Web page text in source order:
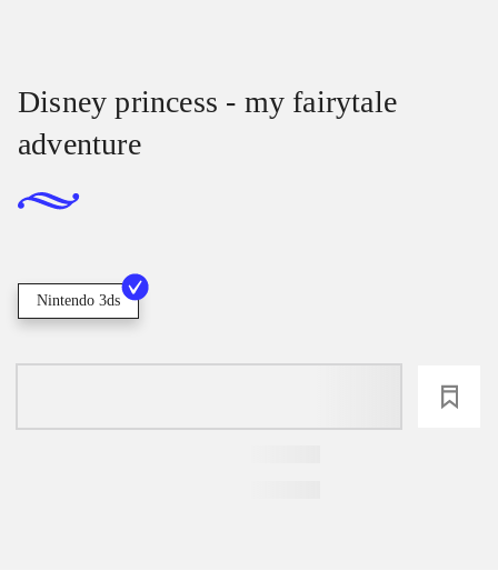
Disney princess - my fairytale
adventure
Nintendo 3ds